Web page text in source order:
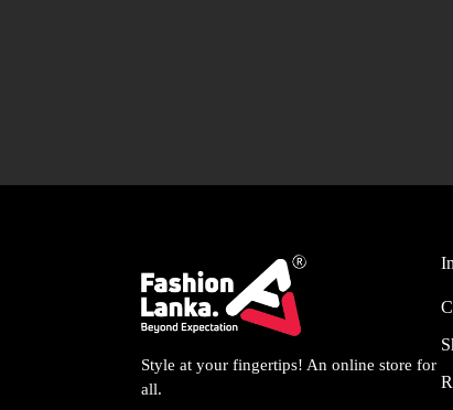
Style at your fingertips! An online store for
all.